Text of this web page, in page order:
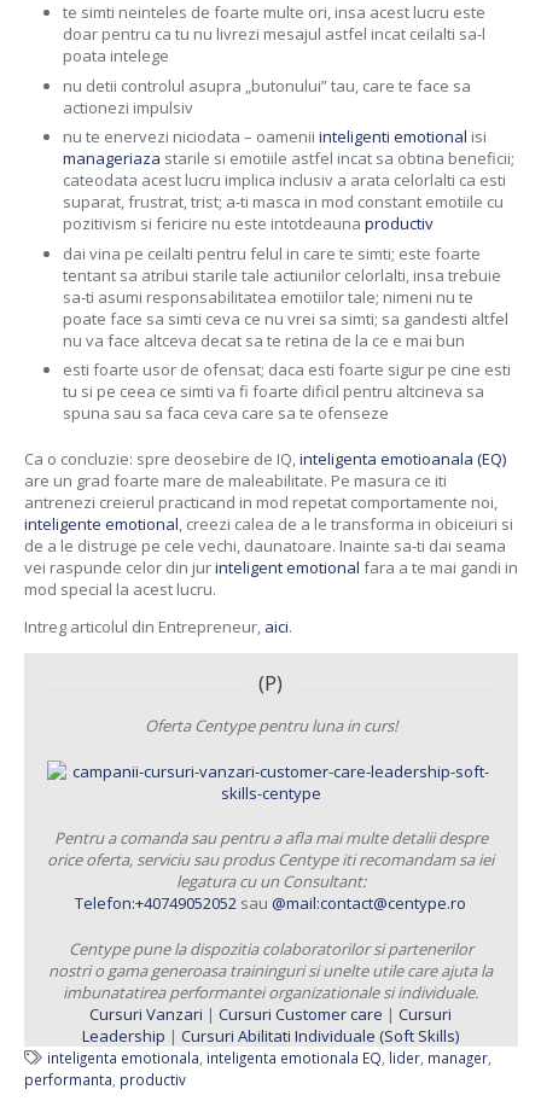
te simti neinteles de foarte multe ori, insa acest lucru este
doar pentru ca tu nu livrezi mesajul astfel incat ceilalti sa-l
poata intelege
nu detii controlul asupra „butonului” tau, care te face sa
actionezi impulsiv
nu te enervezi niciodata – oamenii inteligenti emotional isi
manageriaza starile si emotiile astfel incat sa obtina beneficii;
cateodata acest lucru implica inclusiv a arata celorlalti ca esti
suparat, frustrat, trist; a-ti masca in mod constant emotiile cu
pozitivism si fericire nu este intotdeauna productiv
dai vina pe ceilalti pentru felul in care te simti; este foarte
tentant sa atribui starile tale actiunilor celorlalti, insa trebuie
sa-ti asumi responsabilitatea emotiilor tale; nimeni nu te
poate face sa simti ceva ce nu vrei sa simti; sa gandesti altfel
nu va face altceva decat sa te retina de la ce e mai bun
esti foarte usor de ofensat; daca esti foarte sigur pe cine esti
tu si pe ceea ce simti va fi foarte dificil pentru altcineva sa
spuna sau sa faca ceva care sa te ofenseze
Ca o concluzie: spre deosebire de IQ, inteligenta emotioanala (EQ)
are un grad foarte mare de maleabilitate. Pe masura ce iti
antrenezi creierul practicand in mod repetat comportamente noi,
inteligente emotional , creezi calea de a le transforma in obiceiuri si
de a le distruge pe cele vechi, daunatoare. Inainte sa-ti dai seama
vei raspunde celor din jurinteligent emotional fara a te mai gandi in
mod special la acest lucru.
Intreg articolul din Entrepreneur, aici.
(P)
Oferta Centype pentru luna in curs!
Pentru a comanda sau pentru a afla mai multe detalii despre
orice oferta, serviciu sau produs Centype iti recomandam sa iei
legatura cu un Consultant:
Telefon:+40749052052 sau @mail:contact@centype.ro
Centype pune la dispozitia colaboratorilor si partenerilor
nostri o gama generoasa traininguri si unelte utile care ajuta la
imbunatatirea performantei organizationale si individuale.
Cursuri Vanzari | Cursuri Customer care | Cursuri
Leadership | Cursuri Abilitati Individuale (Soft Skills)
inteligenta emotionala inteligenta emotionala EQ lider manager
performanta productiv